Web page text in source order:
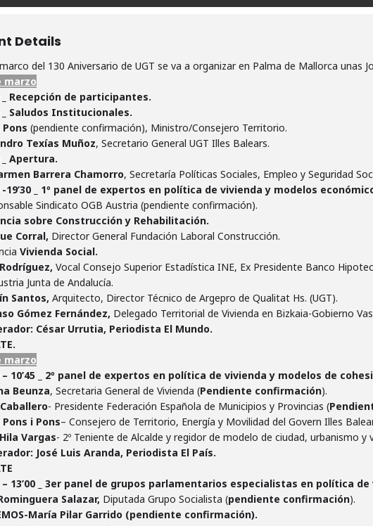
Details
del 130 Aniversario de UGT se va a organizar en Palma de Mallorca unas
marzo
_ Recepción de participantes.
_ Saludos Institucionales.
(pendiente confirmación), Ministro/Consejero Territorio.
Texías Muñoz, Secretario General UGT Illes Balears.
_ Apertura.
Barrera Chamorro, Secretaría Políticas Sociales, Empleo y Seguridad
-19’30 _ 1º panel de expertos en política de vivienda y modelos
Sindicato OGB Austria (pendiente confirmación).
sobre Construcción y Rehabilitación.
Corral, Director General Fundación Laboral Construcción.
Vivienda Social.
Vocal Consejo Superior Estadística INE, Ex Presidente Banco
Junta de Andalucía.
Santos, Arquitecto, Director Técnico de Argepro de Qualitat Hs. (UGT).
Gómez Fernández, Delegado Territorial de Vivienda en Bizkaia-Gobierno
César Urrutia, Periodista El Mundo.
marzo
– 10’45 _ 2º panel de expertos en política de vivienda y modelos de
Beunza, Secretaria General de Vivienda (Pendiente confirmación).
- Presidente Federación Española de Municipios y Provincias (
i Pons– Consejero de Territorio, Energía y Movilidad del Govern Illes
Vargas- 2º Teniente de Alcalde y regidor de modelo de ciudad, urbanismo
José Luis Aranda, Periodista El País.
– 13’00 _ 3er panel de grupos parlamentarios especialistas en política
Salazar, Diputada Grupo Socialista (pendiente confirmación).
María Pilar Garrido (pendiente confirmación).